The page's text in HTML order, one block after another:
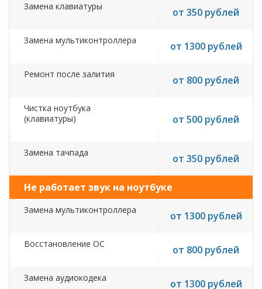
Замена клавиатуры от 350 рублей
Замена мультиконтроллера от 1300 рублей
Ремонт после залития от 800 рублей
Чистка ноутбука
(клавиатуры)
от 500 рублей
Замена тачпада от 350 рублей
Не работает звук на ноутбуке
Замена мультиконтроллера от 1300 рублей
Восстановление ОС от 800 рублей
Замена аудиокодека от 1300 рублей